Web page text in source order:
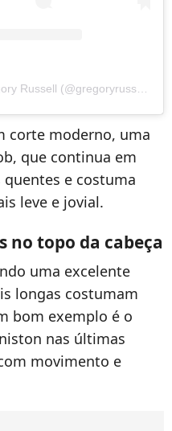
corte moderno, uma
que continua em
e costuma
leve e jovial.
no topo da cabeça
uma excelente
longas costumam
bom exemplo é o
nas últimas
movimento e